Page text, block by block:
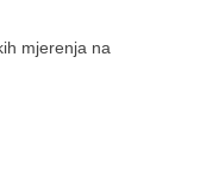
mjerenja na